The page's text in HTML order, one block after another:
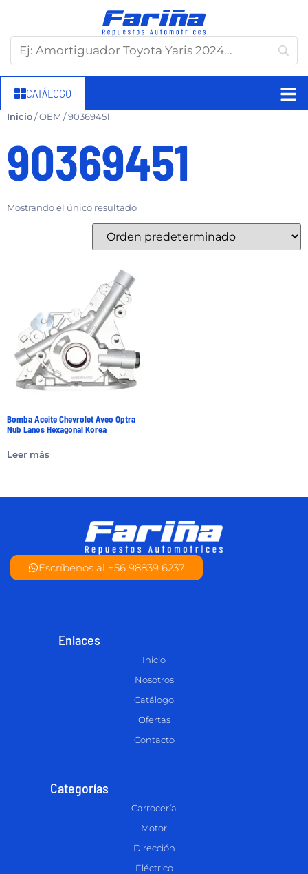
CATÁLOGO
Inicio/ OEM / 90369451
90369451
Mostrando el único resultado
Bomba Aceite Chevrolet Aveo Optra
Nub Lanos Hexagonal Korea
Leer más
Escríbenos al +56 98839 6237
Enlaces
Inicio
Nosotros
Catálogo
Ofertas
Contacto
Categorías
Carrocería
Motor
Dirección
Eléctrico